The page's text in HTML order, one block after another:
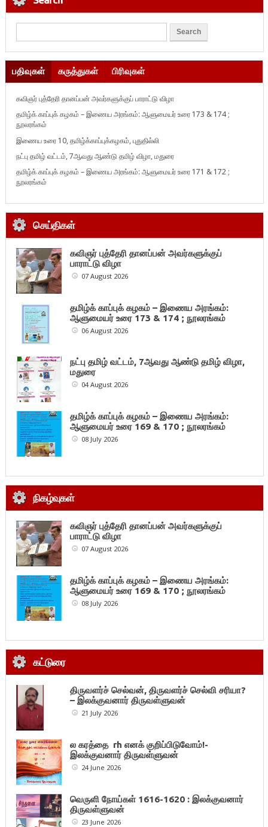
பதிவுகள் கருத்துகள் பிரிவுகள்
கவிஞர் புத்தேரி தானப்பன் அவர்களுக்குப் பாராட்டு விழா
தமிழ்க் காப்புக் கழகம் – இணைய அரங்கம்: ஆளுமையர் உரை 173 & 174 ;
நூலரங்கம்
இணைய உரை 10, தமிழ்க்காப்புக்கழகம், புதுதில்லி
நட்பு தமிழ் வட்டம், 7ஆவது ஆண்டு தமிழ் விழா, மதுரை
தமிழ்க் காப்புக் கழகம் – இணைய அரங்கம்: ஆளுமையர் உரை 171 & 172 ;
நூலரங்கம்
செய்திகள்
கவிஞர் புத்தேரி தானப்பன் அவர்களுக்குப்
பாராட்டு விழா
07 August 2026
தமிழ்க் காப்புக் கழகம் – இணைய அரங்கம்:
ஆளுமையர் உரை 173 & 174 ; நூலரங்கம்
06 August 2026
நட்பு தமிழ் வட்டம், 7ஆவது ஆண்டு தமிழ் விழா,
மதுரை
04 August 2026
தமிழ்க் காப்புக் கழகம் – இணைய அரங்கம்:
ஆளுமையர் உரை 169 & 170 ; நூலரங்கம்
08 July 2026
நிகழ்வுகள்
கவிஞர் புத்தேரி தானப்பன் அவர்களுக்குப்
பாராட்டு விழா
07 August 2026
தமிழ்க் காப்புக் கழகம் – இணைய அரங்கம்:
ஆளுமையர் உரை 169 & 170 ; நூலரங்கம்
08 July 2026
கட்டுரை
திருவளர்ச் செல்வன், திருவளர்ச் செல்வி சரியா?
– இலக்குவனார் திருவள்ளுவன்
21 July 2026
ல கரத்தை rh எனக் குறிப்பிடுவோம்!-
இலக்குவனார் திருவள்ளுவன்
24 June 2026
வெருளி நோய்கள் 1616-1620 : இலக்குவனார்
திருவள்ளுவன்
23 June 2026